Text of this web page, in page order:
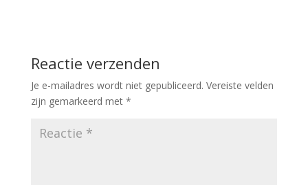
Reactie verzenden
Je e-mailadres wordt niet gepubliceerd. Vereiste velden
zijn gemarkeerd met *